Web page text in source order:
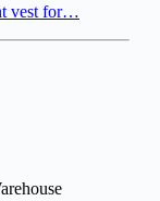
vest for…